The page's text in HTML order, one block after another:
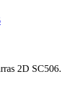
2D SC506.